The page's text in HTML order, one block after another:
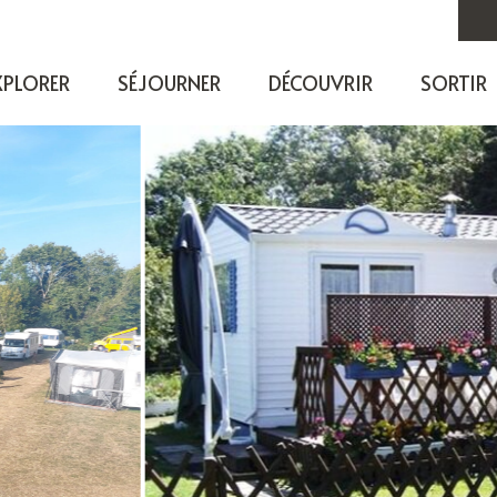
SÉJOURNER DÉCOUVRIR SORTIR